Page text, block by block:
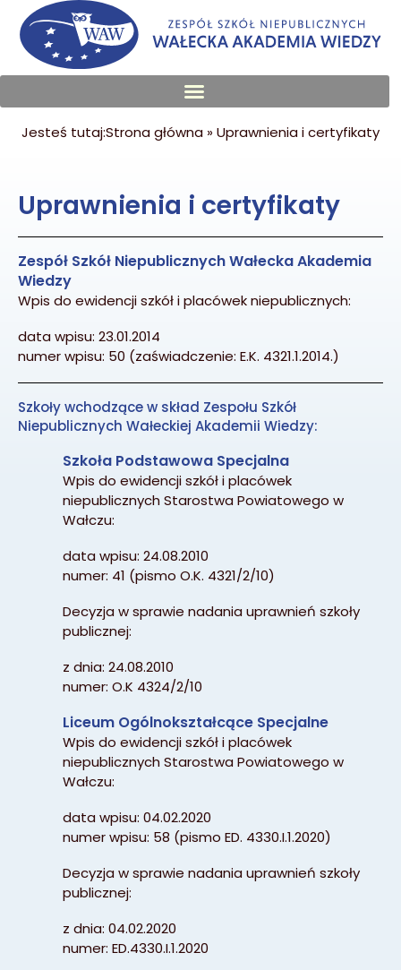
treści
Jesteś tutaj:Strona główna »Uprawnienia i certyfikaty
Uprawnienia i certyfikaty
Zespół Szkół Niepublicznych Wałecka Akademia
Wiedzy
Wpis do ewidencji szkół i placówek niepublicznych:
data wpisu: 23.01.2014
numer wpisu: 50 (zaświadczenie: E.K. 4321.1.2014.)
Szkoły wchodzące w skład Zespołu Szkół
Niepublicznych Wałeckiej Akademii Wiedzy:
Szkoła Podstawowa Specjalna
Wpis do ewidencji szkół i placówek
niepublicznych Starostwa Powiatowego w
Wałczu:
data wpisu: 24.08.2010
numer: 41 (pismo O.K. 4321/2/10)
Decyzja w sprawie nadania uprawnień szkoły
publicznej:
z dnia: 24.08.2010
numer: O.K 4324/2/10
Liceum Ogólnokształcące Specjalne
Wpis do ewidencji szkół i placówek
niepublicznych Starostwa Powiatowego w
Wałczu:
data wpisu: 04.02.2020
numer wpisu: 58 (pismo ED. 4330.I.1.2020)
Decyzja w sprawie nadania uprawnień szkoły
publicznej:
z dnia: 04.02.2020
numer: ED.4330.I.1.2020